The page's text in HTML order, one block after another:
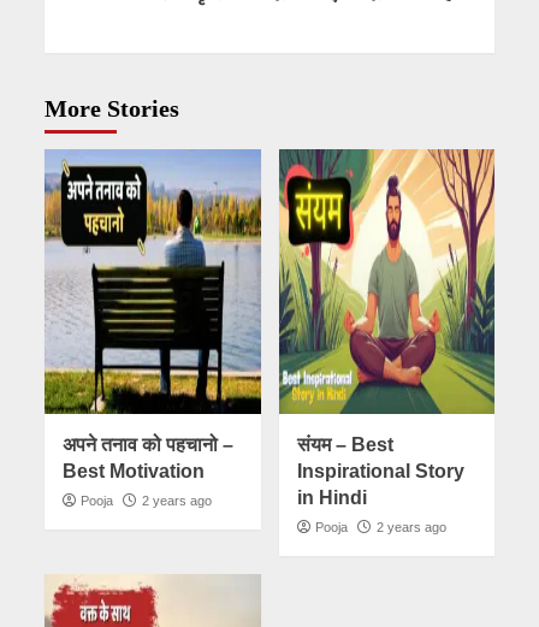
More Stories
अपने तनाव को पहचानो –
Best Motivation
Pooja 2 years ago
संयम – Best
Inspirational Story
in Hindi
Pooja 2 years ago